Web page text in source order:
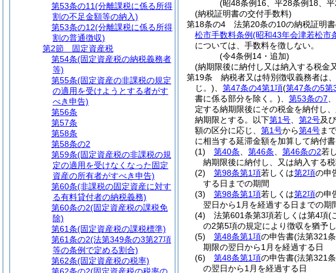
(昭48条例16、平28条例18、
(納税証明書の交付手数料)
第18条の4
法第20条の10の納税証明
松市手数料条例(昭和43年会津若松市
については、手数料を徴しない。
(令4条例14・追加)
(納期限後に納付し又は納入する税金
第19条
納税者又は特別徴収義務者は、
じ。)
第47条の4第1項(第47条の5第
書に係る部分を除く。)
第53条の7
定する納期限後にその税金を納付し
納期限とする。以下第1号 第2号及び
額の区分に応じ、 第1号から第4号ま
に相当する延滞金額を加算して納付
(1)
第40条 第46条 第46条の2若
納期限後に納付し、又は納入する
(2)
第98条第1項若しくは第2項の申
する日までの期間
(3)
第98条第1項若しくは第2項の申
翌日から1月を経過する日までの期
(4)
法第601条第3項若しくは第4項(
の2第5項の規定により徴収を猶予
(5)
第48条第1項の申告書(法第321
期限の翌日から1月を経過する日
(6)
第48条第1項の申告書(法第321
の翌日から1月を経過する日
第53条の11(分離課税に係る所得
割の不足金額等の納入)
第53条の12(分離課税に係る所得
割の普通徴収)
第2節
固定資産税
第54条(固定資産税の納税義務者
等)
第55条(固定資産の非課税の規定
の適用を受けようとする者がす
べき申告)
第56条
第57条
第58条
第58条の2
第59条(固定資産税の非課税の規
定の適用を受けなくなった固定
資産の所有者がすべき申告)
第60条(非課税の固定資産に対す
る有料貸付者の納税義務)
第60条の2(固定資産税の課税免
除)
第61条(固定資産税の課税標準)
第61条の2(法第349条の3第27項
等の条例で定める割合)
第62条(固定資産税の税率)